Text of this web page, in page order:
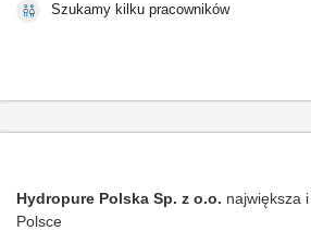
Szukamy kilku pracowników
Hydropure Polska Sp. z o.o. największa
Polsce